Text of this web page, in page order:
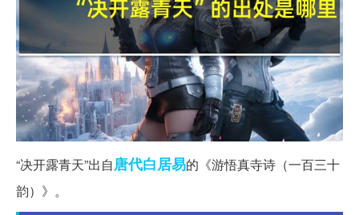
“决开露青天”出自唐代白居易的《游悟真寺诗（一百三十
韵）》。